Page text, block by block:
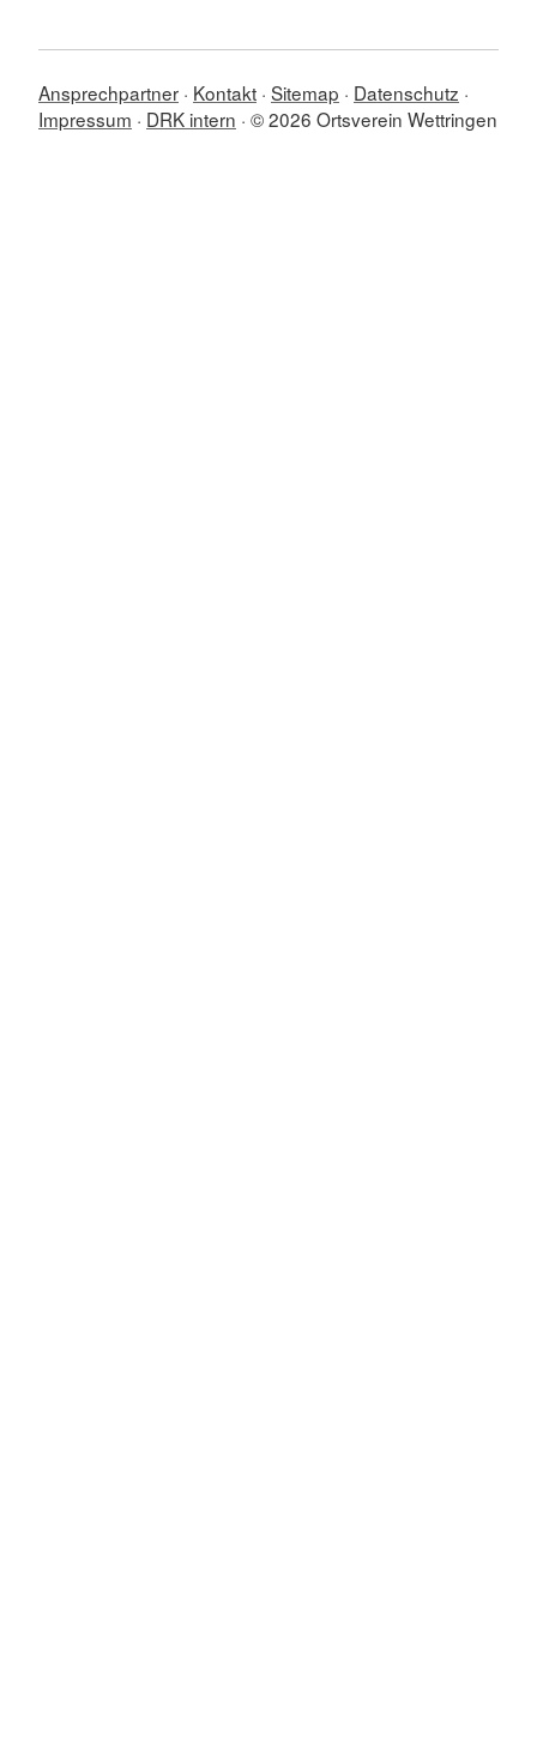
Ansprechpartner Kontakt Sitemap
Datenschutz
Impressum
DRK intern © 2026 Ortsverein Wettringen